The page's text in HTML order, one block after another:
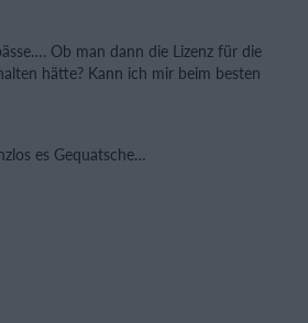
Ob man dann die Lizenz für die
hätte? Kann ich mir beim besten
es Gequatsche…